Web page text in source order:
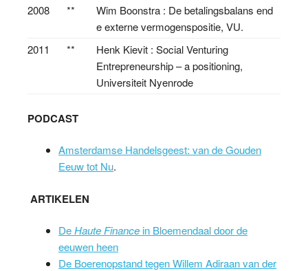
2008
**
Wim Boonstra : De betalingsbalans end
e externe vermogenspositie, VU.
2011
**
Henk Kievit : Social Venturing
Entrepreneurship – a positioning,
Universiteit Nyenrode
PODCAST
Amsterdamse Handelsgeest: van de Gouden
Eeuw tot Nu.
ARTIKELEN
DeHaute Finance in Bloemendaal door de
eeuwen heen
De Boerenopstand tegen Willem Adiraan van der